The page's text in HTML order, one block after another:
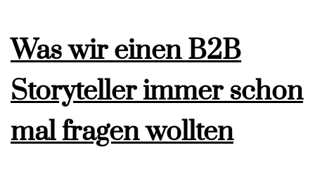
Was wir einen B2B
Storyteller immer schon
mal fragen wollten